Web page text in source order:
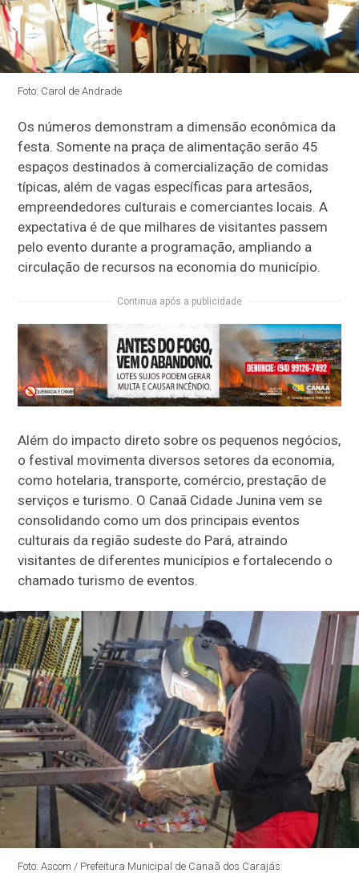
Foto: Carol de Andrade
Os números demonstram a dimensão econômica da
festa. Somente na praça de alimentação serão 45
espaços destinados à comercialização de comidas
típicas, além de vagas específicas para artesãos,
empreendedores culturais e comerciantes locais. A
expectativa é de que milhares de visitantes passem
pelo evento durante a programação, ampliando a
circulação de recursos na economia do município.
Continua após a publicidade
Além do impacto direto sobre os pequenos negócios,
o festival movimenta diversos setores da economia,
como hotelaria, transporte, comércio, prestação de
serviços e turismo. O Canaã Cidade Junina vem se
consolidando como um dos principais eventos
culturais da região sudeste do Pará, atraindo
visitantes de diferentes municípios e fortalecendo o
chamado turismo de eventos.
Foto: Ascom / Prefeitura Municipal de Canaã dos Carajás